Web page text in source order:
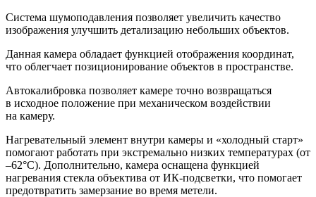
Система шумоподавления позволяет увеличить качество
изображения улучшить детализацию небольших объектов.
Данная камера обладает функцией отображения координат,
что облегчает позиционирование объектов в пространстве.
Автокалибровка позволяет камере точно возвращаться
в исходное положение при механическом воздействии
на камеру.
Нагревательный элемент внутри камеры и «холодный старт»
помогают работать при экстремально низких температурах (от
–62°С). Дополнительно, камера оснащена функцией
нагревания стекла объектива от ИК-подсветки, что помогает
предотвратить замерзание во время метели.